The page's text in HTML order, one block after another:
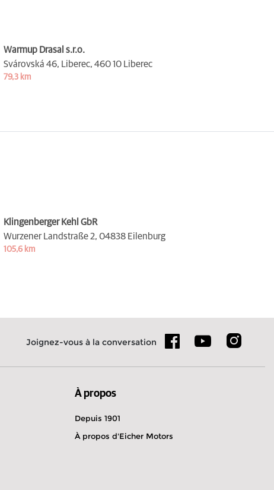
Warmup Drasal s.r.o.
Svárovská 46, Liberec, 460 10 Liberec
79,3 km
Klingenberger Kehl GbR
Wurzener Landstraße 2, 04838 Eilenburg
105,6 km
Joignez-vous à la conversation
À propos
Depuis 1901
À propos d'Eicher Motors